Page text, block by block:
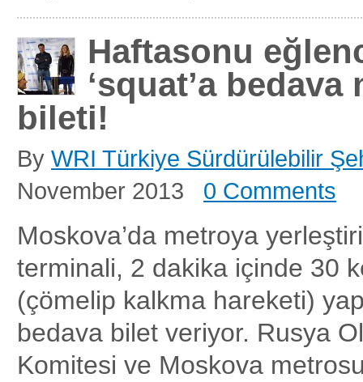
Haftasonu
‘squat’a bedava
bileti!
By WRI Türkiye Sürdürülebilir
November 2013
0 Comments
Moskova’da metroya
terminali, 2 dakika içinde 30
(çömelip kalkma hareketi)
bedava bilet veriyor. Rusya
Komitesi ve Moskova